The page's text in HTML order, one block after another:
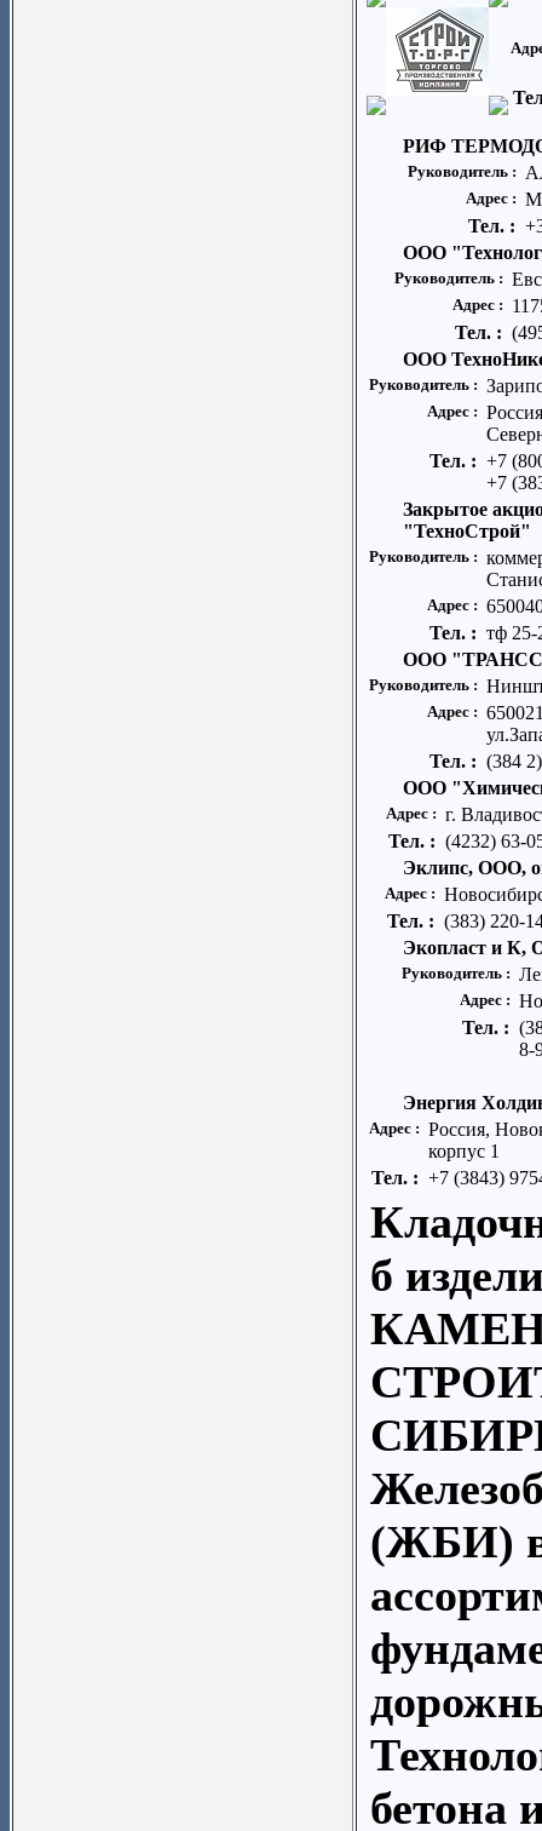
РИФ
Руководитель :
Адрес :
Тел. :
ООО
Руководитель :
Адрес :
Тел. :
ООО
Руководитель :
Адрес :
Тел. : +7
+7
Закрытое
"ТехноСтрой"
Руководитель :
Адрес :
Тел. : тф 25-
ООО
Руководитель :
Адрес :
Тел. : (384
ООО
Адрес : г.
Тел. : (4232) 63-
Эклипс, ООО,
Адрес :
Тел. : (383) 220-
Экопласт и К,
Руководитель :
Адрес :
Тел. :
8-
Энергия
Адрес : Россия,
корпус 1
Тел. : +7 (3843)
б
(ЖБИ)